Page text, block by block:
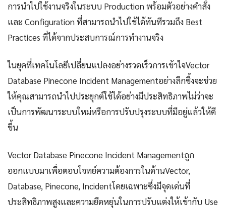
การนำไปใช้งานจริงในระบบ Production พร้อมตัวอย่างคำสั่ง
และ Configuration ที่สามารถนำไปใช้ได้ทันทีรวมถึง Best
Practices ที่ได้จากประสบการณ์การทำงานจริง
ในยุคที่เทคโนโลยีเปลี่ยนแปลงอย่างรวดเร็วการเข้าใจVector
Database Pinecone Incident Managementอย่างลึกซึ้งจะช่วย
ให้คุณสามารถนำไปประยุกต์ใช้ได้อย่างมีประสิทธิภาพไม่ว่าจะ
เป็นการพัฒนาระบบใหม่หรือการปรับปรุงระบบที่มีอยู่แล้วให้ดี
ขึ้น
Vector Database Pinecone Incident Managementถูก
ออกแบบมาเพื่อตอบโจทย์ความต้องการในด้านVector,
Database, Pinecone, Incidentโดยเฉพาะซึ่งมีจุดเด่นที่
ประสิทธิภาพสูงและความยืดหยุ่นในการปรับแต่งให้เข้ากับ Use